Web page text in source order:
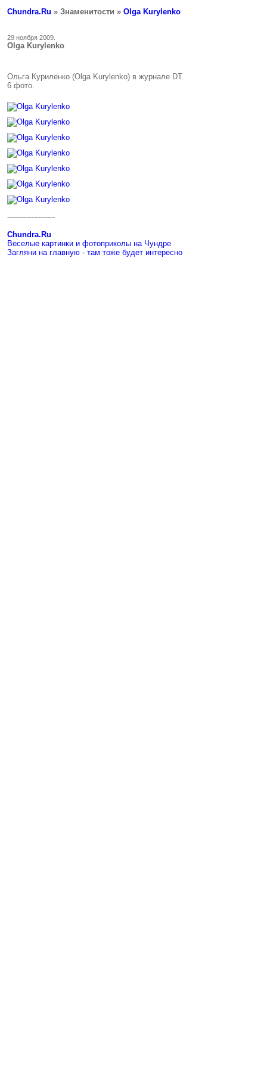
Chundra.Ru » Знаменитости » Olga Kurylenko
29 ноября 2009.
Olga Kurylenko
Ольга Куриленко (Olga Kurylenko) в журнале DT.
6 фото.
--------------------
Chundra.Ru
Веселые картинки и фотоприколы на Чундре
Загляни на главную - там тоже будет интересно